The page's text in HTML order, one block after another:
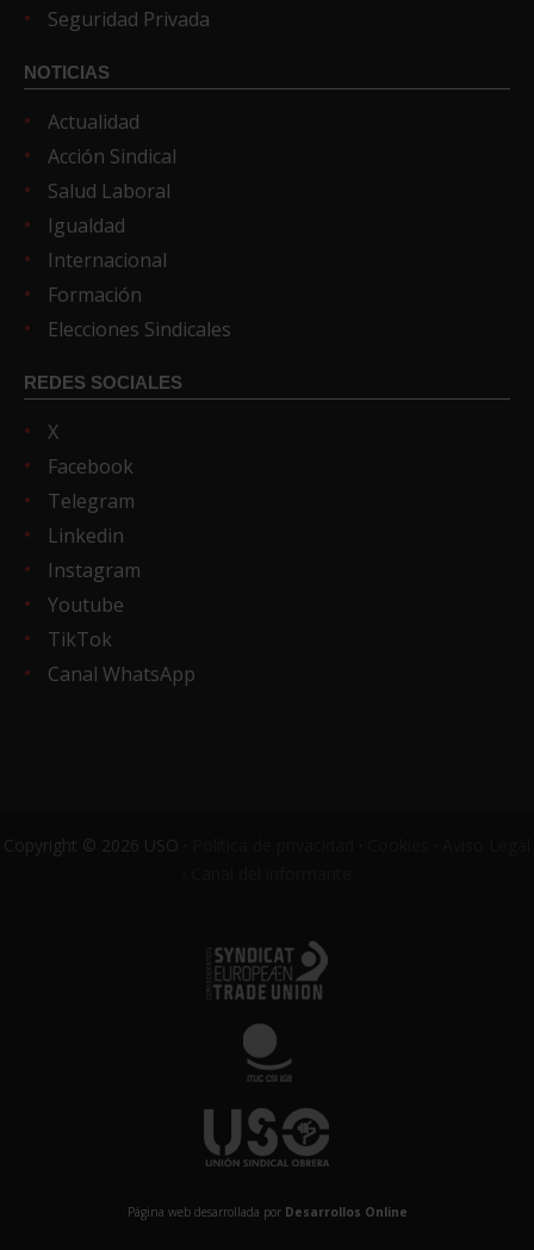
Seguridad Privada
NOTICIAS
Actualidad
Acción Sindical
Salud Laboral
Igualdad
Internacional
Formación
Elecciones Sindicales
REDES SOCIALES
X
Facebook
Telegram
Linkedin
Instagram
Youtube
TikTok
Canal WhatsApp
Copyright © 2026 USO ·
Página web desarrollada por Desarrollos Online